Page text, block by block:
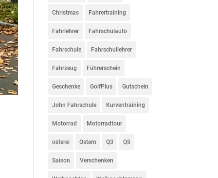
Christmas Fahrertraining
Fahrlehrer Fahrschulauto
Fahrschule Fahrschullehrer
Fahrzeug Führerschein
Geschenke GolfPlus Gutschein
John Fahrschule Kurventraining
Motorrad Motorradtour
osterei Ostern Q3 Q5
Saison Verschenken